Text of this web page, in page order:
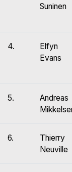
Suninen
4.
Elfyn
Evans
5.
Andreas
6.
Thierry
Neuville